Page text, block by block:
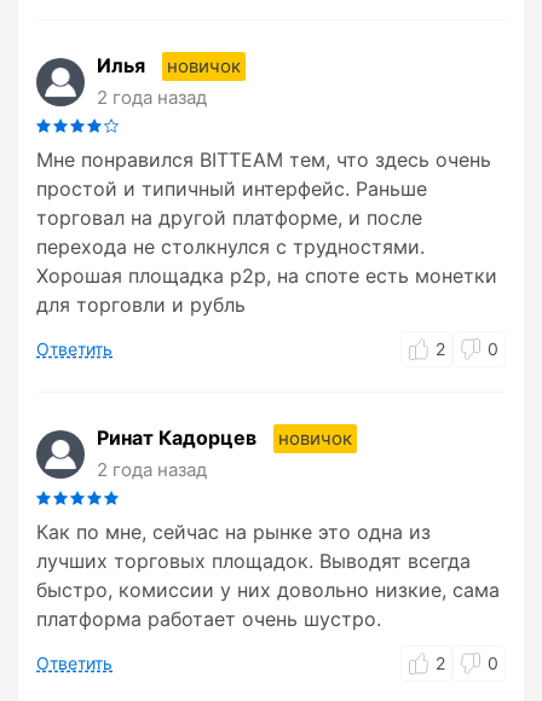
Илья
новичок
2 года назад
Мне понравился BITTEAM тем, что здесь очень
простой и типичный интерфейс. Раньше
торговал на другой платформе, и после
перехода не столкнулся с трудностями.
Хорошая площадка p2p, на споте есть монетки
для торговли и рубль
Ответить 2 0
Ринат Кадорцев
новичок
2 года назад
Как по мне, сейчас на рынке это одна из
лучших торговых площадок. Выводят всегда
быстро, комиссии у них довольно низкие, сама
платформа работает очень шустро.
Ответить 2 0